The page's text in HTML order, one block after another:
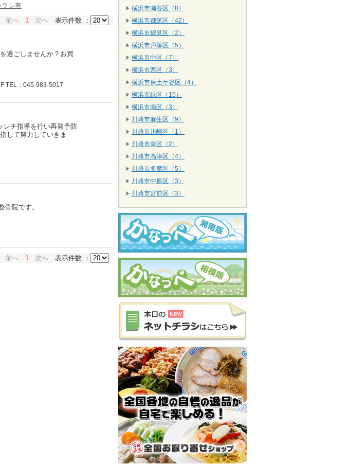
横浜市瀬谷区（8）
横浜市都筑区（42）
横浜市鶴見区（2）
横浜市戸塚区（5）
横浜市中区（7）
横浜市西区（3）
横浜市保土ケ谷区（4）
横浜市緑区（15）
横浜市南区（3）
川崎市麻生区（9）
川崎市川崎区（1）
川崎市幸区（2）
川崎市高津区（4）
川崎市多摩区（5）
川崎市中原区（3）
川崎市宮前区（3）
シ有
前へ 1 次へ 表示件数 ：
過ごしませんか？お買
TEL：045-983-5017
レチ指導を行い再発予防
して努力していきま
骨院です。
前へ 1 次へ 表示件数 ：